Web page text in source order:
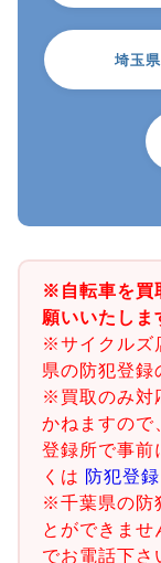
埼玉県
※自転車を買
願いいたしま
※サイクルズ
県の防犯登録
※買取のみ対
かねますので
登録所で事前
くは 防犯登
※千葉県の防
とができませ
でお電話下さ